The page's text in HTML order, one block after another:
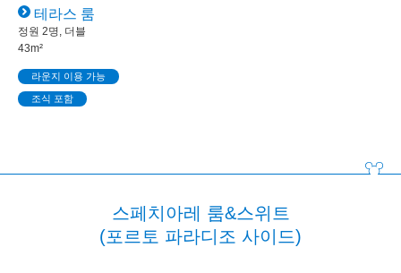
테라스 룸
정원 2명, 더블
43m²
라운지 이용 가능
조식 포함
스페치아레 룸&스위트
(포르토 파라디조 사이드)